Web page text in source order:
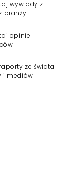
wywiady z
branży
opinie
ze świata
i mediów